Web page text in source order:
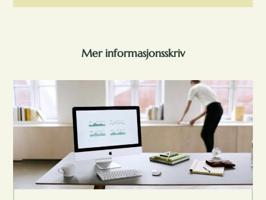
Mer informasjonsskriv